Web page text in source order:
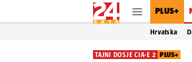
PLUS+
Hrvatska
TAJNI DOSJE CIA-E 2 PLUS+